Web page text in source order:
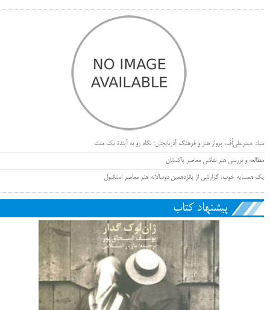
بنیاد حیدرعلی‌اُف، پرواز هنر و فرهنگ آذربایجان؛ نگاه رو به آیندۀ یک ملت
مطالعه و بررسی هنر نقاشی معاصر پاکستان
یک همسایه خوب، گزارشی از پانزدهمین دوسالانه هنر معاصر استانبول
پیشنهاد کتاب